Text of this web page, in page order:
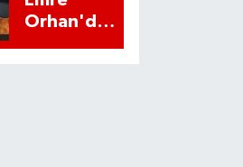
Orhan'dan